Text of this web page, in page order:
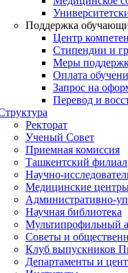
Поддержка
Центр
Стипендии и
Меры
Оплата
Запрос на
Перевод и
Ректорат
Ученый Совет
Приемная комиссия
Ташкентский филиал
Научно-
Медицинские
Административно-
Научная библиотека
Мультипрофильный
Советы и
Клуб выпускников
Департаменты и